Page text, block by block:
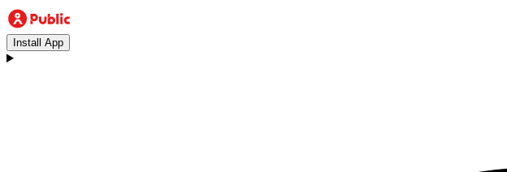
Install App